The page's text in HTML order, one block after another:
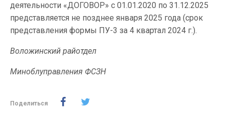
деятельности «ДОГОВОР» с 01.01.2020 по 31.12.2025
представляется не позднее января 2025 года (срок
представления формы ПУ-3 за 4 квартал 2024 г.).
Воложинский райотдел
Миноблуправления ФСЗН
Поделиться